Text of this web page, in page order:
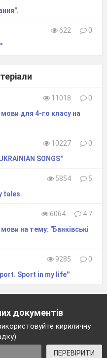
622
0
11018
0
мови для 4-го класу на
10227
0
SONGS"
5854
5
tales.
6064
4.7
на тему: "Банківські
9285
0
Sport in my life''
документів
кириличну
ПЕРЕВІРИТИ